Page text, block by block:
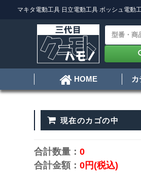
マキタ電動工具 日立電動工具 ボッシュ電動
HOME
現在のカゴの中
合計数量：0
合計金額：0円(税込)